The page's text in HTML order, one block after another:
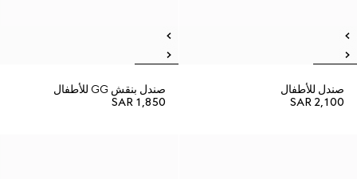
صندل للأطفال
SAR 2,100
صندل بنقش GG للأطفال
SAR 1,850